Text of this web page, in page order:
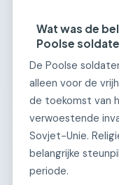
Wat was de
Poolse
De Poolse
alleen voor de
de toekomst van
verwoestende
Sovjet-Unie.
belangrijke
periode.